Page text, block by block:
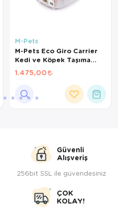
M-Pets
M-Pets Eco Giro Carrier
Kedi ve Köpek Taşıma
Çantası 51,6x32,7x29,6cm
(Beyaz) [S]
1.475,00
Güvenli
Alışveriş
256bit SSL ile güvendesiniz
ÇOK
KOLAY!